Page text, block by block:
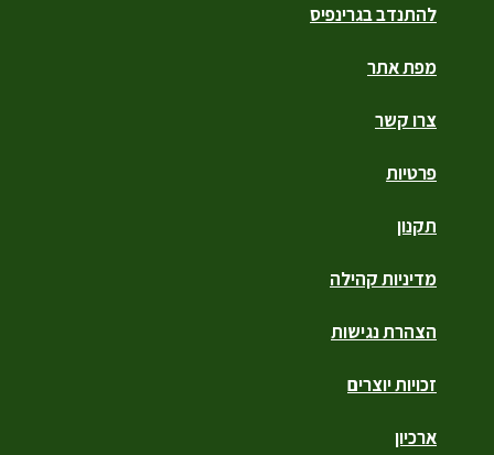
להתנדב בגרינפיס
מפת אתר
צרו קשר
פרטיות
תקנון
מדיניות קהילה
הצהרת נגישות
זכויות יוצרים
ארכיון